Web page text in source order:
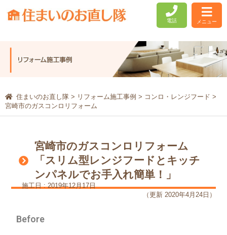
電話 メニュー
住まいのお直し隊> リフォーム施工事例 > コンロ・レンジフード >
宮崎市のガスコンロリフォーム
宮崎市のガスコンロリフォーム
「スリム型レンジフードとキッチ
ンパネルでお手入れ簡単！」
施工日 : 2019年12月17日
（更新 2020年4月24日）
Before